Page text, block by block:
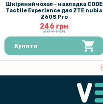
Шкіряний чохол - накладка CODE
Tactile Experience для ZTE nubia
Z60S Pro
246 грн
289 грн
Купити